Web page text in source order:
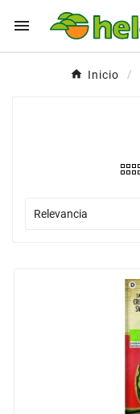

Inicio
Relevancia